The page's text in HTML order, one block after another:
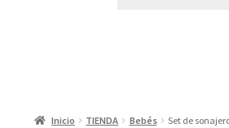
Inicio TIENDA Bebés
Set de